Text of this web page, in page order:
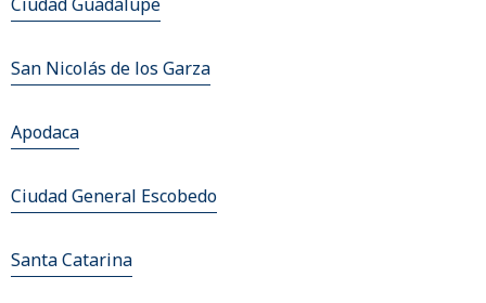
Ciudad Guadalupe
San Nicolás de los Garza
Apodaca
Ciudad General Escobedo
Santa Catarina